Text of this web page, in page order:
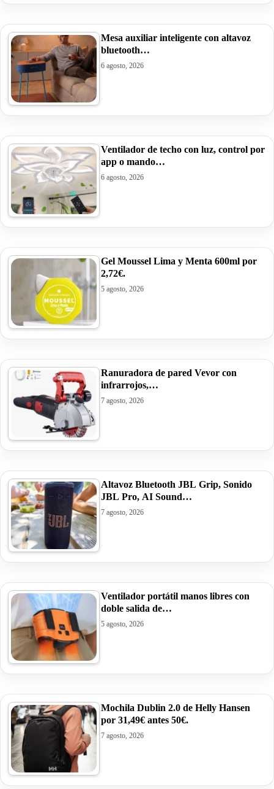
Mesa auxiliar inteligente con altavoz
bluetooth…
6 agosto, 2026
Ventilador de techo con luz, control por
app o mando…
6 agosto, 2026
Gel Moussel Lima y Menta 600ml por
2,72€.
5 agosto, 2026
Ranuradora de pared Vevor con
infrarrojos,…
7 agosto, 2026
Altavoz Bluetooth JBL Grip, Sonido
JBL Pro, AI Sound…
7 agosto, 2026
Ventilador portátil manos libres con
doble salida de…
5 agosto, 2026
Mochila Dublin 2.0 de Helly Hansen
por 31,49€ antes 50€.
7 agosto, 2026